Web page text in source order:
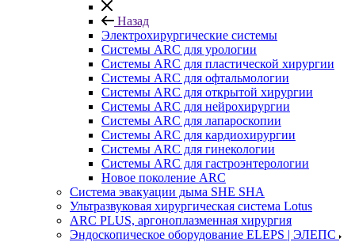
Назад
Электрохирургические системы
Системы ARC для урологии
Системы ARC для пластической хирургии
Системы ARC для офтальмологии
Системы ARC для открытой хирургии
Системы ARC для нейрохирургии
Системы ARC для лапароскопии
Системы ARC для кардиохирургии
Системы ARC для гинекологии
Системы ARC для гастроэнтерологии
Новое поколение ARC
Система эвакуации дыма SHE SHA
Ультразвуковая хирургическая система Lotus
ARC PLUS, аргоноплазменная хирургия
Эндоскопическое оборудование ELEPS | ЭЛЕПС